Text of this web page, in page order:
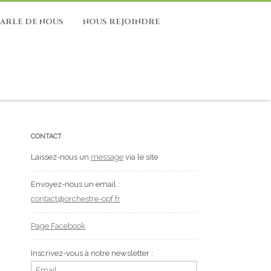
DE NOUS NOUS REJOINDRE
CONTACT
Laissez-nous un message via le site
Envoyez-nous un email :
contact@orchestre-opf.fr
Page Facebook
Inscrivez-vous à notre newsletter :